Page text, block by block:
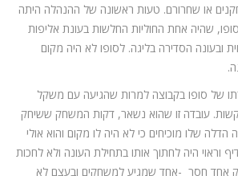
או שחרורם. טעות ראשונה של ההנהלה היתה
שהיה אחת החוליות החלשות בעונת אליפות
ובעונה הסדירה בליגה. לסופו לא היה מקום
של סופו בקבוצה למרות שהגיעה עם משקל
קשות. עובדה זו שהוא נשאר, דקות המשחק ששיחק
שלו מוכיחים כי לא היה לו מקום והוא אולי
וראוי היה לחתוך אותו בתחילת העונה ולא לחכות
אחד חסר -אחד שמגיע למשחקים ובעצם לא